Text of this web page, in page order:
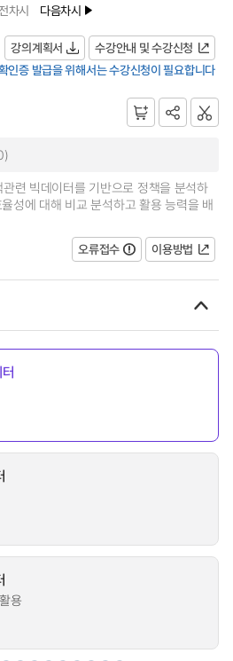
차시 다음차시
강의계획서
수강안내 및 수강신청
인증 발급을 위해서는 수강신청이 필요합니다
련 빅데이터를 기반으로 정책을 분석하
성에 대해 비교 분석하고 활용 능력을 배
오류접수
이용방법
용